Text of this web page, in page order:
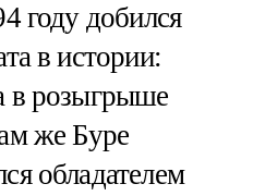
году добился
в истории:
в розыгрыше
же Буре
обладателем